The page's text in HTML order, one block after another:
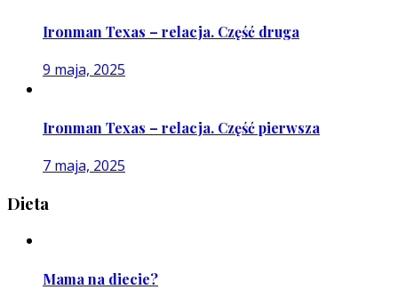
Ironman Texas – relacja. Część druga
9 maja, 2025
Ironman Texas – relacja. Część pierwsza
7 maja, 2025
Dieta
Mama na diecie?